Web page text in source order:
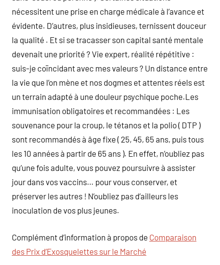
nécessitent une prise en charge médicale à l’avance et
évidente. D’autres, plus insidieuses, ternissent douceur
la qualité . Et si se tracasser son capital santé mentale
devenait une priorité ? Vie expert, réalité répétitive :
suis-je coïncidant avec mes valeurs ? Un distance entre
la vie que l’on mène et nos dogmes et attentes réels est
un terrain adapté à une douleur psychique poche.Les
immunisation obligatoires et recommandées : Les
souvenance pour la croup, le tétanos et la polio ( DTP )
sont recommandés à âge fixe ( 25, 45, 65 ans, puis tous
les 10 années à partir de 65 ans ). En effet, n’oubliez pas
qu’une fois adulte, vous pouvez poursuivre à assister
jour dans vos vaccins… pour vous conserver, et
préserver les autres ! N’oubliez pas d’ailleurs les
inoculation de vos plus jeunes.
Complément d’information à propos de Comparaison
des Prix d’Exosquelettes sur le Marché